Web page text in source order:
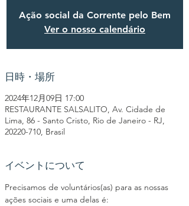
Ação social da Corrente pelo Bem
Ver o nosso calendário
日時・場所
2024年12月09日 17:00
RESTAURANTE SALSALITO, Av. Cidade de
Lima, 86 - Santo Cristo, Rio de Janeiro - RJ,
20220-710, Brasil
イベントについて
Precisamos de voluntários(as) para as nossas
ações sociais e uma delas é: